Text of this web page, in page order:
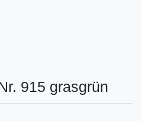
915 grasgrün